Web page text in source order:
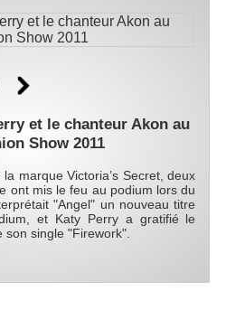
et le chanteur Akon au
Show 2011
marque Victoria’s Secret, deux
ont mis le feu au podium lors du
"Angel" un nouveau titre
et Katy Perry a gratifié le
single "Firework".